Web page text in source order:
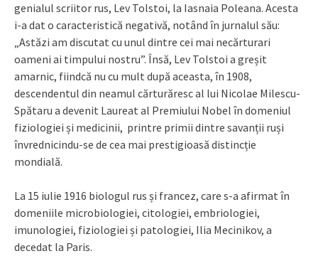
genialul scriitor rus, Lev Tolstoi, la Iasnaia Poleana. Acesta
i-a dat o caracteristică negativă, notând în jurnalul său:
„Astăzi am discutat cu unul dintre cei mai necărturari
oameni ai timpului nostru”. Însă, Lev Tolstoi a greșit
amarnic, fiindcă nu cu mult după aceasta, în 1908,
descendentul din neamul cărturăresc al lui Nicolae Milescu-
Spătaru a devenit Laureat al Premiului Nobel în domeniul
fiziologiei și medicinii, printre primii dintre savanții ruși
învrednicindu-se de cea mai prestigioasă distincție
mondială.
La 15 iulie 1916 biologul rus și francez, care s-a afirmat în
domeniile microbiologiei, citologiei, embriologiei,
imunologiei, fiziologiei și patologiei, Ilia Mecinikov, a
decedat la Paris.